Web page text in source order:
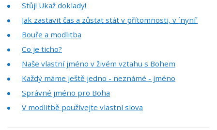
Stůj! Ukaž doklady!
Jak zastavit čas a zůstat stát v přítomnosti, v ´nyní´
Bouře a modlitba
Co je ticho?
Naše vlastní jméno v živém vztahu s Bohem
Každý máme ještě jedno - neznámé - jméno
Správné jméno pro Boha
V modlitbě používejte vlastní slova